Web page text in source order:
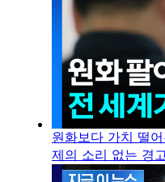
원화보다 가치 떨
제의 소리 없는 경